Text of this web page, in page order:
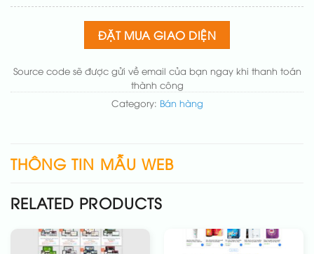
chuẩn(+200.000₫)
Thay đổi bố cục trang chủ (đơn giản)
Thêm các nút liên hệ nhanh(+50.000₫)
ĐẶT MUA GIAO DIỆN
Source code sẽ được gửi về email của bạn ngay khi thanh toán
thành công
Category: Bán hàng
THÔNG TIN MẪU WEB
RELATED PRODUCTS